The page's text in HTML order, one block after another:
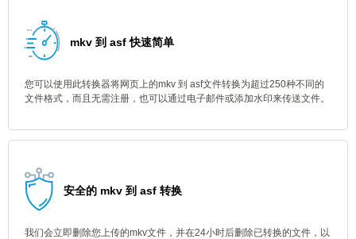
mkv 到 asf 快速简单
您可以使用此转换器将网页上的mkv 到 asf文件转换为超过250种不同的
文件格式，而且无需注册，也可以通过电子邮件或添加水印来传送文件。
安全的 mkv 到 asf 转换
我们会立即删除您上传的mkv文件，并在24小时后删除已转换的文件，以